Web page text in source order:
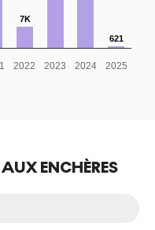
7K
621
2022 2023 2024 2025
ENCHÈRES